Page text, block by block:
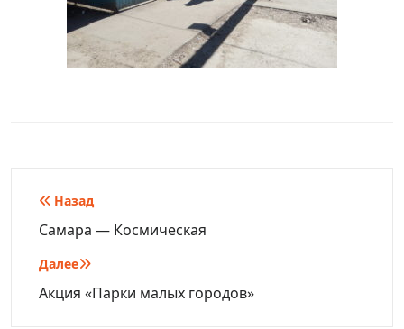
Навигация
по
записям
Назад
Самара — Космическая
Далее
Акция «Парки малых городов»